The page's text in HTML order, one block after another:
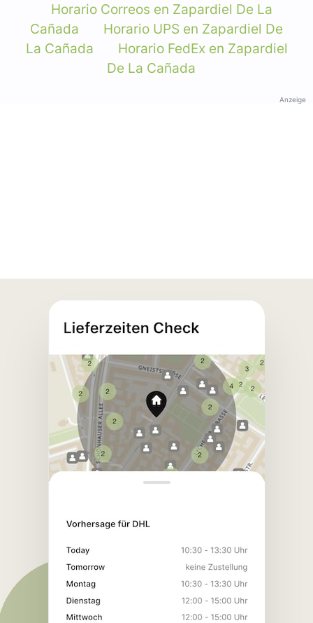
Horario Correos en Zapardiel De La
Cañada
Horario UPS en Zapardiel De
La Cañada
Horario FedEx en Zapardiel
De La Cañada
Anzeige